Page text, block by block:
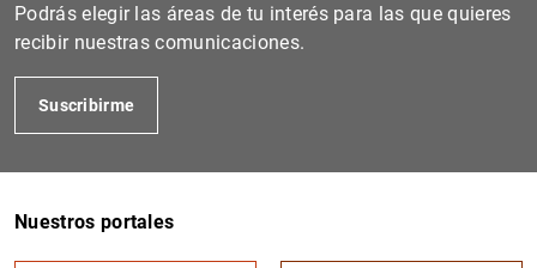
Podrás elegir las áreas de tu interés para las que quieres
recibir nuestras comunicaciones.
Suscribirme
Nuestros portales